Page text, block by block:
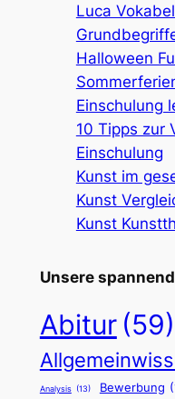
Luca
Halloween
Einschulung
10 Tipps zur
Einschulung
Kunst im
Kunst
Kunst
Unsere
Abitur (59)
Analysis (13) Bewerbung